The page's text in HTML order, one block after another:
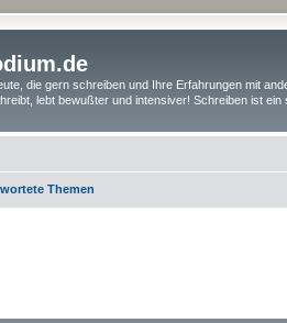
die gern schreiben und Ihre Erfahrungen mit
lebt bewußter und intensiver! Schreiben ist
Themen